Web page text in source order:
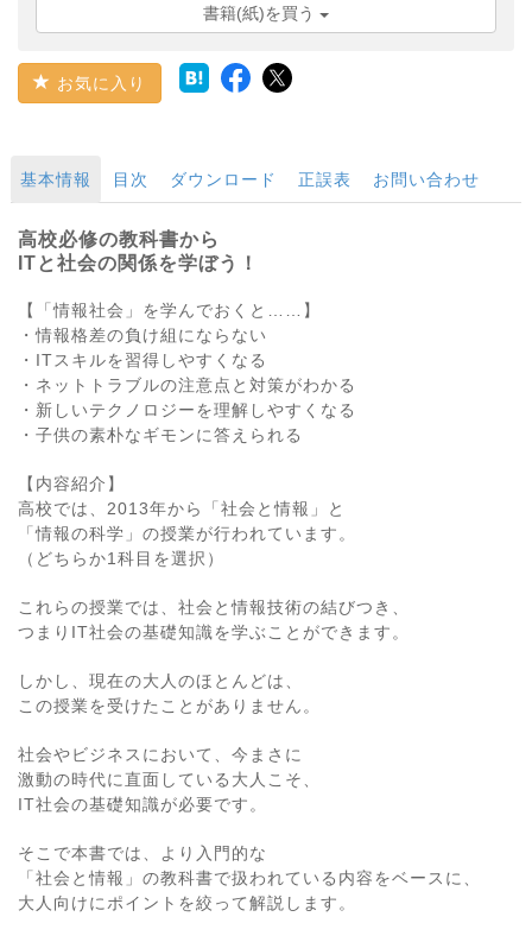
書籍(紙)を買う
お気に入り
基本情報 目次 ダウンロード 正誤表 お問い合わせ
高校必修の教科書から
ITと社会の関係を学ぼう！
【「情報社会」を学んでおくと……】
・情報格差の負け組にならない
・ITスキルを習得しやすくなる
・ネットトラブルの注意点と対策がわかる
・新しいテクノロジーを理解しやすくなる
・子供の素朴なギモンに答えられる
【内容紹介】
高校では、2013年から「社会と情報」と
「情報の科学」の授業が行われています。
（どちらか1科目を選択）
これらの授業では、社会と情報技術の結びつき、
つまりIT社会の基礎知識を学ぶことができます。
しかし、現在の大人のほとんどは、
この授業を受けたことがありません。
社会やビジネスにおいて、今まさに
激動の時代に直面している大人こそ、
IT社会の基礎知識が必要です。
そこで本書では、より入門的な
「社会と情報」の教科書で扱われている内容をベースに、
大人向けにポイントを絞って解説します。